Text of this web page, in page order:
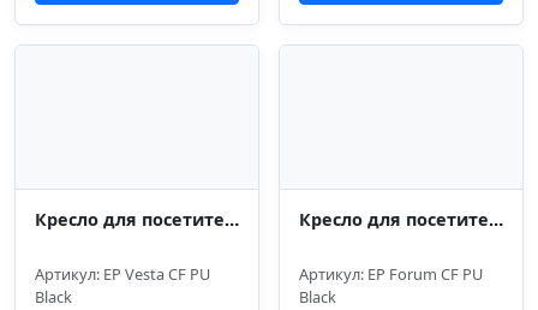
Кресло для посетителей Everprof Vesta (Веста) CF Экокожа Черный
Артикул: EP Vesta CF PU
Black
Кресло для посетителей Everprof Forum (Форум) CF Экокожа Черный
Артикул: EP Forum CF PU
Black